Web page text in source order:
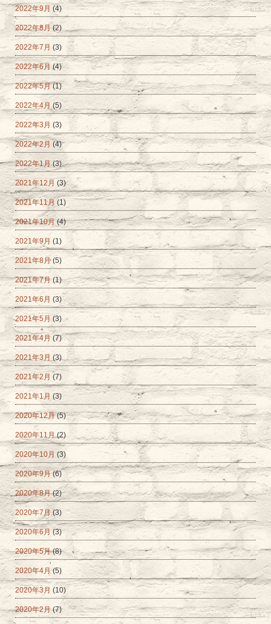
2022年9月 (4)
2022年8月(2)
2022年7月 (3)
2022年6月(4)
2022年5月(1)
2022年4月 (5)
2022年3月 (3)
2022年2月 (4)
2022年1月(3)
2021年12月 (3)
2021年11月 (1)
2021年10月(4)
2021年9月 (1)
2021年8月 (5)
2021年7月(1)
2021年6月 (3)
2021年5月(3)
2021年4月(7)
2021年3月 (3)
2021年2月 (7)
2021年1月 (3)
2020年12月(5)
2020年11月(2)
2020年10月 (3)
2020年9月(6)
2020年8月(2)
2020年7月(3)
2020年6月(3)
2020年5月(8)
2020年4月(5)
2020年3月 (10)
2020年2月(7)